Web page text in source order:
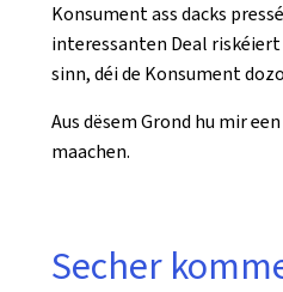
Konsument ass dacks
interessanten Deal
sinn, déi de Konsument
Aus dësem Grond hu mir
maachen.
Secher